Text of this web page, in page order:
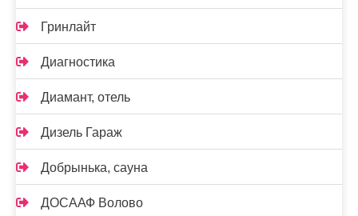
Гринлайт
Диагностика
Диамант, отель
Дизель Гараж
Добрынька, сауна
ДОСААФ Волово